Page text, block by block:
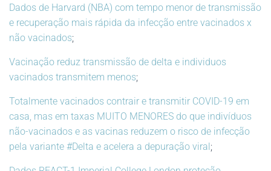
Dados de Harvard (NBA) com tempo menor de transmissão
e recuperação mais rápida da infecção entre vacinados x
não vacinados;
Vacinação reduz transmissão de delta e individuos
vacinados transmitem menos;
Totalmente vacinados contrair e transmitir COVID-19 em
casa, mas em taxas MUITO MENORES do que indivíduos
não-vacinados e as vacinas reduzem o risco de infecção
pela variante #Delta e acelera a depuração viral;